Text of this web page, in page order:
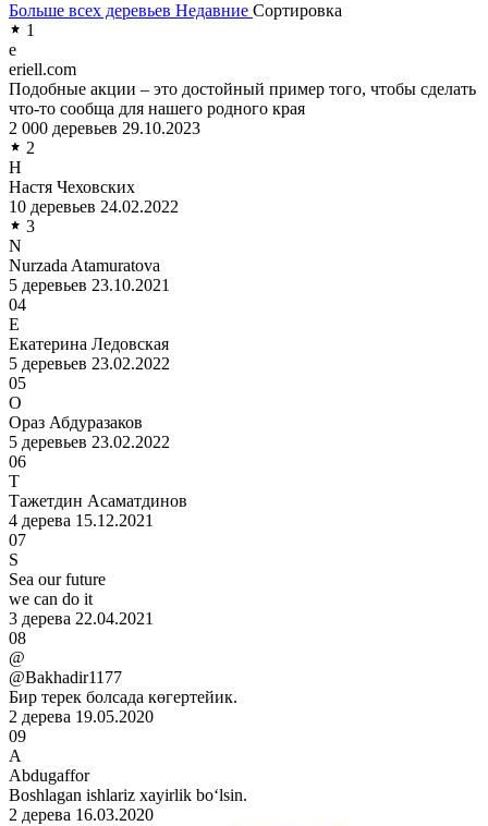
Больше всех деревьев Недавние Сортировка
1
e
eriell.com
Подобные акции – это достойный пример того, чтобы сделать
что-то сообща для нашего родного края
2 000 деревьев 29.10.2023
2
Н
Настя Чеховских
10 деревьев 24.02.2022
3
N
Nurzada Atamuratova
5 деревьев 23.10.2021
04
Е
Екатерина Ледовская
5 деревьев 23.02.2022
05
О
Ораз Абдуразаков
5 деревьев 23.02.2022
06
Т
Тажетдин Асаматдинов
4 дерева 15.12.2021
07
S
Sea our future
we can do it
3 дерева 22.04.2021
08
@
@Bakhadir1177
Бир терек болсада көгертейик.
2 дерева 19.05.2020
09
A
Abdugaffor
Boshlagan ishlariz xayirlik boʻlsin.
2 дерева 16.03.2020